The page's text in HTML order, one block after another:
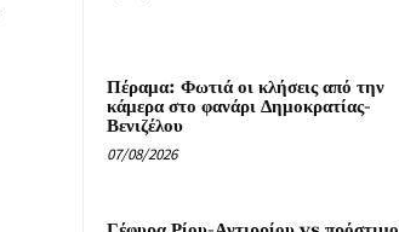
Πέραμα: Φωτιά οι κλήσεις από την
κάμερα στο φανάρι Δημοκρατίας-
Βενιζέλου
07/08/2026